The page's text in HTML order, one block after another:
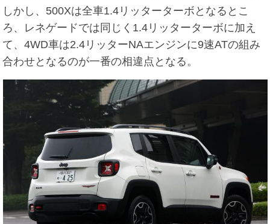
しかし、500Xは全車1.4リッターターボとなるとこ
ろ、レネゲードでは同じく1.4リッターターボに加え
て、4WD車は2.4リッターNAエンジンに9速ATの組み
合わせとなるのが一番の相違点となる。